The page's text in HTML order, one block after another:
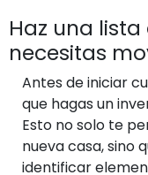
Haz una
necesitas
Antes de iniciar
que hagas un
Esto no solo te
nueva casa, sino
identificar